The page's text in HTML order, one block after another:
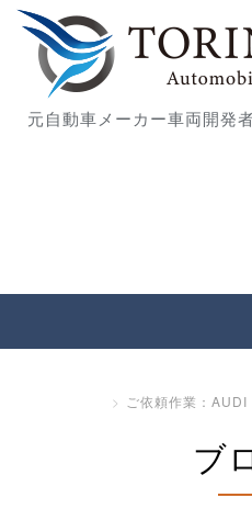
元自動車メーカー車両開発
ご依頼作業：
ブ